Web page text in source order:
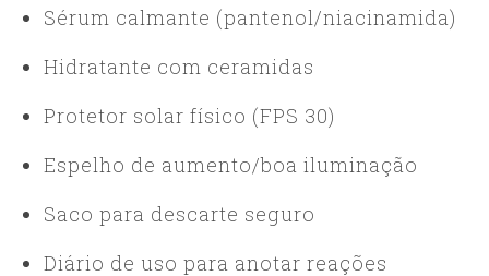
Sérum calmante (pantenol/niacinamida)
Hidratante com ceramidas
Protetor solar físico (FPS 30)
Espelho de aumento/boa iluminação
Saco para descarte seguro
Diário de uso para anotar reações